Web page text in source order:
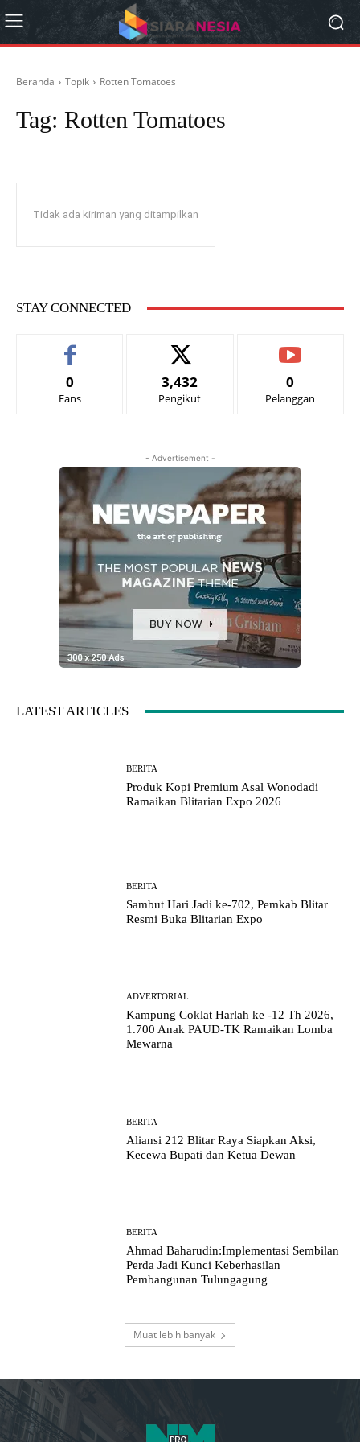
Beranda Topik Rotten Tomatoes
Tag: Rotten Tomatoes
Tidak ada kiriman yang ditampilkan
STAY CONNECTED
0
Fans
3,432
Pengikut
0
Pelanggan
- Advertisement -
LATEST ARTICLES
BERITA
Produk Kopi Premium Asal Wonodadi
Ramaikan Blitarian Expo 2026
BERITA
Sambut Hari Jadi ke-702, Pemkab Blitar
Resmi Buka Blitarian Expo
ADVERTORIAL
Kampung Coklat Harlah ke -12 Th 2026,
1.700 Anak PAUD-TK Ramaikan Lomba
Mewarna
BERITA
Aliansi 212 Blitar Raya Siapkan Aksi,
Kecewa Bupati dan Ketua Dewan
BERITA
Ahmad Baharudin:Implementasi Sembilan
Perda Jadi Kunci Keberhasilan
Pembangunan Tulungagung
Muat lebih banyak